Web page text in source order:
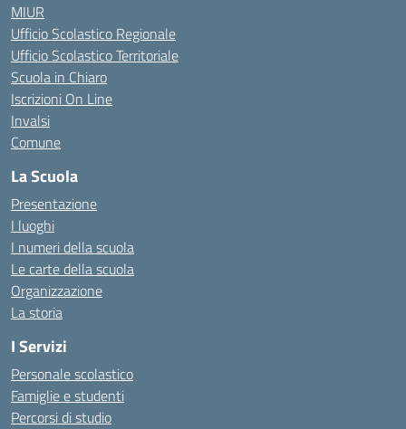
MIUR
Ufficio Scolastico Regionale
Ufficio Scolastico Territoriale
Scuola in Chiaro
Iscrizioni On Line
Invalsi
Comune
La Scuola
Presentazione
I luoghi
I numeri della scuola
Le carte della scuola
Organizzazione
La storia
I Servizi
Personale scolastico
Famiglie e studenti
Percorsi di studio